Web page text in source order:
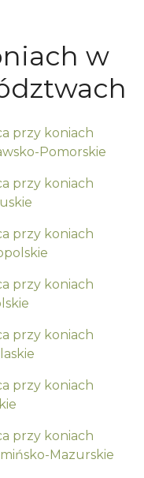
w
przy koniach
Pomorskie
przy koniach
przy koniach
przy koniach
przy koniach
przy koniach
przy koniach
Mazurskie